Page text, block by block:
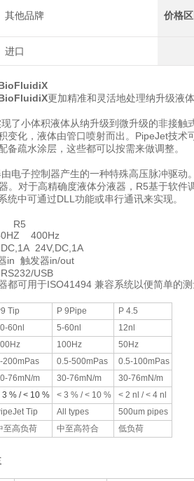
其他品牌 价格
进口
更加精准和灵活地处理纳升级液
了小体积液体从纳升级到微升级的非接
变化，液体由管口喷射而出。PipeJet技
备疏水涂层，这些都可以按需来做调整。
电子控制器产生的一种特殊高压脉冲驱
。对于高精确度液体分液器，R5基于软
统中可通过DLL功能或串行通讯来实现。
400Hz
24V,DC,1A
触发器in/out
USB
都可用于ISO41494 兼容系统以便简单的
Tip P 9Pipe
P 4.5
60nl 5-60nl
12nl
100Hz
50Hz
200mPas 0.5-500mPas
0.5-100mPas
76mN/m 30-76mN/m
30-76mN/m
3 % / < 10 % < 3 % / < 10 %
< 2 nl / < 4 nl
Tip All types
500um pipes
至高负荷 中至高符合 低负荷